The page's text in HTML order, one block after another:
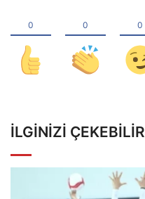
İLGINIZI ÇEKEBILIR